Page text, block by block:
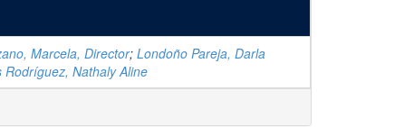
Marcela, Director; Londoño Pareja, Darla
Rodríguez, Nathaly Aline